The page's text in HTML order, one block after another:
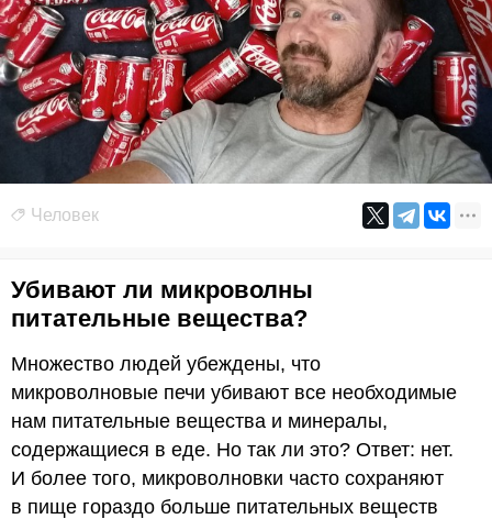
Человек
Убивают ли микроволны
питательные вещества?
Множество людей убеждены, что
микроволновые печи убивают все необходимые
нам питательные вещества и минералы,
содержащиеся в еде. Но так ли это? Ответ: нет.
И более того, микроволновки часто сохраняют
в пище гораздо больше питательных веществ